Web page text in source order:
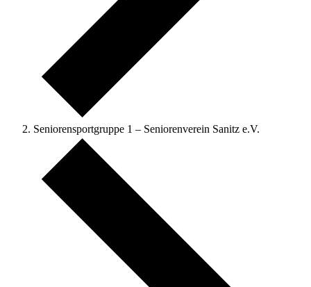
Seniorensportgruppe 1 – Seniorenverein Sanitz e.V.